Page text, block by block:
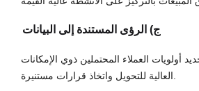
ج) الرؤى المستندة إلى البيانات
أولويات العملاء المحتملين ذوي الإمكانات